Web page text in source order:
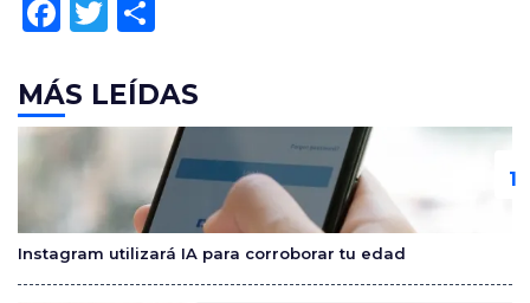
F
c
e
b
o
k
T
itt
er
m
p
ar
tir
MÁS LEÍDAS
Instagram utilizará IA para corroborar tu edad